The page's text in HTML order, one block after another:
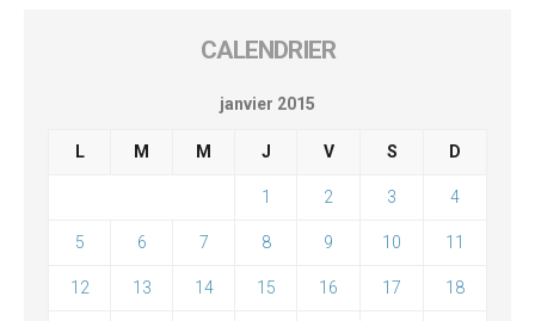
CALENDRIER
janvier 2015
L M M J V S D
1 2 3 4
5 6 7 8 9 10 11
12 13 14 15 16 17 18